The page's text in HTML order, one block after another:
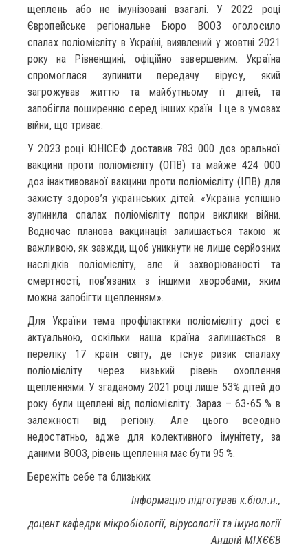
щеплень або не імунізовані взагалі. У 2022 році
Європейське регіональне Бюро ВООЗ оголосило
спалах поліомієліту в Україні, виявлений у жовтні 2021
року на Рівненщині, офіційно завершеним. Україна
спромоглася зупинити передачу вірусу, який
загрожував життю та майбутньому її дітей, та
запобігла поширенню серед інших країн. І це в умовах
війни, що триває.
У 2023 році ЮНІСЕФ доставив 783 000 доз оральної
вакцини проти поліомієліту (ОПВ) та майже 424 000
доз інактивованої вакцини проти поліомієліту (ІПВ) для
захисту здоров’я українських дітей. «Україна успішно
зупинила спалах поліомієліту попри виклики війни.
Водночас планова вакцинація залишається такою ж
важливою, як завжди, щоб уникнути не лише серйозних
наслідків поліомієліту, але й захворюваності та
смертності, пов’язаних з іншими хворобами, яким
можна запобігти щепленням».
Для України тема профілактики поліомієліту досі є
актуальною, оскільки наша країна залишається в
переліку 17 країн світу, де існує ризик спалаху
поліомієліту через низький рівень охоплення
щепленнями. У згаданому 2021 році лише 53% дітей до
року були щеплені від поліомієліту. Зараз – 63-65 % в
залежності від регіону. Але цього всеодно
недостатньо, адже для колективного імунітету, за
даними ВООЗ, рівень щеплення має бути 95 %.
Бережіть себе та близьких
Інформацію підготував к.біол.н.,
доцент кафедри мікробіології, вірусології та імунології
Андрій МІХЄЄВ